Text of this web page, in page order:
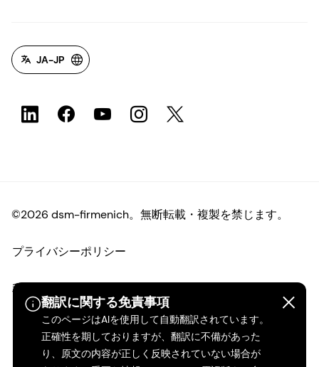
翻訳に関する免責事項
このページはAIを使用して自動翻訳されています。
正確性を期しておりますが、翻訳に不備があった
り、原文の内容が正しく反映されていない場合が
JA-JP
©2026 dsm-firmenich。無断転載・複製を禁じます。
プライバシーポリシー
利用規約
ご利用条件
カリフォルニアの透明性